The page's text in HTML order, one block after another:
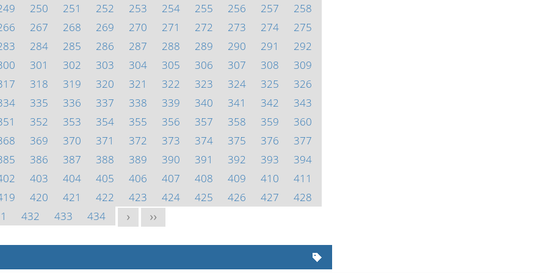
250 251 252 253 254 255 256 257
258
267 268 269 270 271 272 273 274
275
284 285 286 287 288 289 290 291
292
301 302 303 304 305 306 307 308
309
318 319 320 321 322 323 324 325
326
335 336 337 338 339 340 341 342
343
352 353 354 355 356 357 358 359
360
369 370 371 372 373 374 375 376
377
386 387 388 389 390 391 392 393
394
403 404 405 406 407 408 409 410
411
420 421 422 423 424 425 426 427
428
432 433 434 > >>